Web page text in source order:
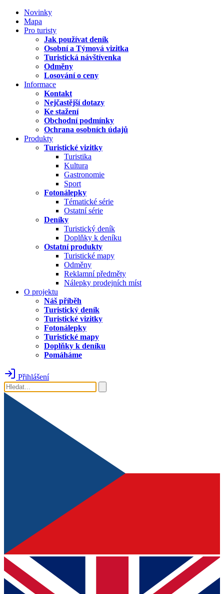
Novinky
Mapa
Pro turisty
Jak používat deník
Osobní a Týmová vizitka
Turistická návštívenka
Odměny
Losování o ceny
Informace
Kontakt
Nejčastější dotazy
Ke stažení
Obchodní podmínky
Ochrana osobních údajů
Produkty
Turistické vizitky
Turistika
Kultura
Gastronomie
Sport
Fotonálepky
Tématické série
Ostatní série
Deníky
Turistický deník
Doplňky k deníku
Ostatní produkty
Turistické mapy
Odměny
Reklamní předměty
Nálepky prodejních míst
O projektu
Náš příběh
Turistický deník
Turistické vizitky
Fotonálepky
Turistické mapy
Doplňky k deníku
Pomáháme
Přihlášení